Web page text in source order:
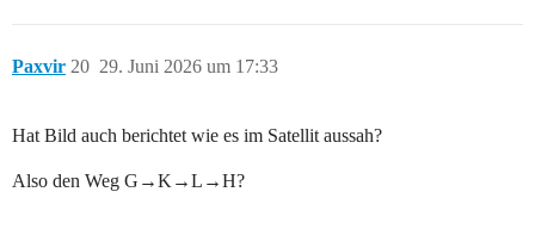
Paxvir 29. Juni 2026 um 17:33
20
Hat Bild auch berichtet wie es im Satellit aussah?
Also den Weg G→K→L→H?